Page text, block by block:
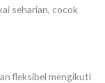
seharian, cocok
fleksibel mengikuti